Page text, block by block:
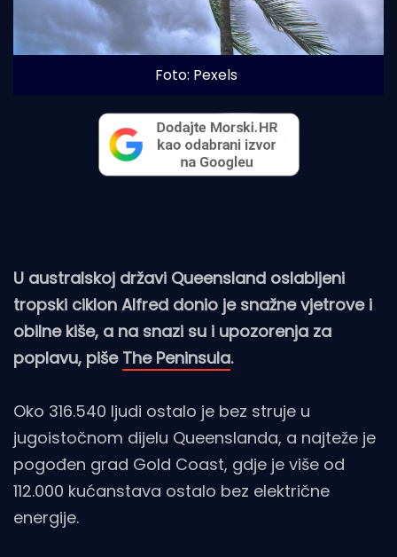
Foto: Pexels
U australskoj državi Queensland oslabljeni
tropski ciklon Alfred donio je snažne vjetrove i
obilne kiše, a na snazi su i upozorenja za
poplavu, piše The Peninsula.
Oko 316.540 ljudi ostalo je bez struje u
jugoistočnom dijelu Queenslanda, a najteže je
pogođen grad Gold Coast, gdje je više od
112.000 kućanstava ostalo bez električne
energije.